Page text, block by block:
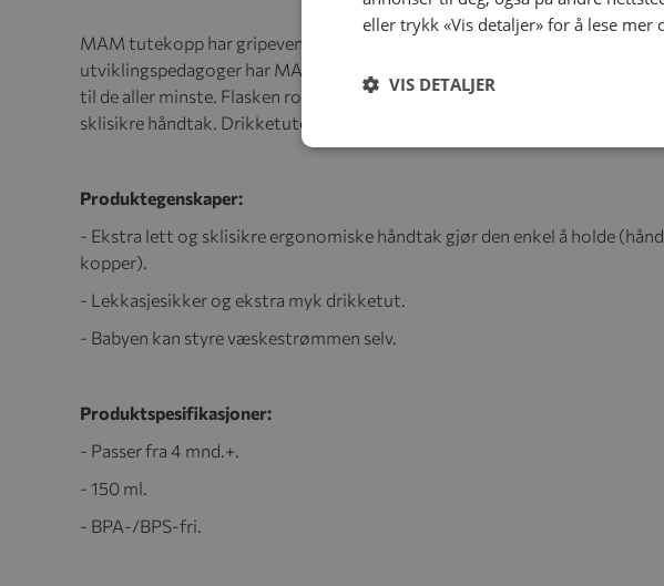
MAM tutekopp har gripevennlige håndtak og er ideell når babyen skal lære
utviklingspedagoger har MAM-designerne utviklet den første
til de aller minste. Flasken rommer 150 ml, ekstra lett og tilpasset så den er
sklisikre håndtak. Drikketuten er lekkasjesikker og ekstra myk og lar
Produktegenskaper:
- Ekstra lett og sklisikre ergonomiske håndtak gjør den enkel å holde
kopper).
- Lekkasjesikker og ekstra myk drikketut.
- Babyen kan styre væskestrømmen selv.
Produktspesifikasjoner:
- Passer fra 4 mnd.+.
- 150 ml.
- BPA-/BPS-fri.
eller trykk «Vis detaljer» for å lese mer
VIS DETALJER